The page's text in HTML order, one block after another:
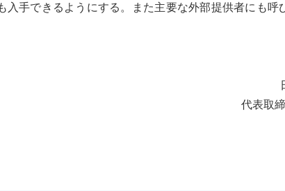
手できるようにする。また主要な外部提供者にも呼
代表取